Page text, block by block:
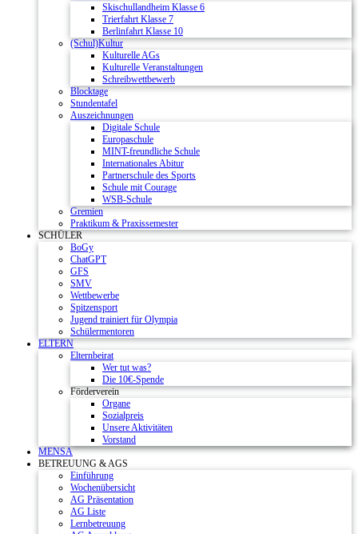
Skischullandheim Klasse 6
Trierfahrt Klasse 7
Berlinfahrt Klasse 10
(Schul)Kultur
Kulturelle AGs
Kulturelle Veranstaltungen
Schreibwettbewerb
Blocktage
Stundentafel
Auszeichnungen
Digitale Schule
Europaschule
MINT-freundliche Schule
Internationales Abitur
Partnerschule des Sports
Schule mit Courage
WSB-Schule
Gremien
Praktikum & Praxissemester
SCHÜLER
BoGy
ChatGPT
GFS
SMV
Wettbewerbe
Spitzensport
Jugend trainiert für Olympia
Schülermentoren
ELTERN
Elternbeirat
Wer tut was?
Die 10€-Spende
Förderverein
Organe
Sozialpreis
Unsere Aktivitäten
Vorstand
MENSA
BETREUUNG & AGS
Einführung
Wochenübersicht
AG Präsentation
AG Liste
Lernbetreuung